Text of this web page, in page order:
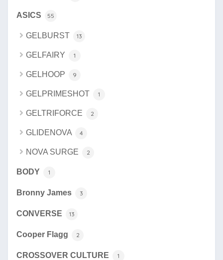
ASICS 55
GELBURST 13
GELFAIRY 1
GELHOOP 9
GELPRIMESHOT 1
GELTRIFORCE 2
GLIDENOVA 4
NOVA SURGE 2
BODY 1
Bronny James 3
CONVERSE 13
Cooper Flagg 2
CROSSOVER CULTURE 1